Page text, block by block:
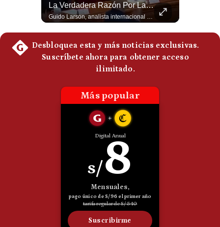
De
Cookies
Preguntas
La Verdadera Razón Por La Que China Apoya A Irán | Gestión Mundo